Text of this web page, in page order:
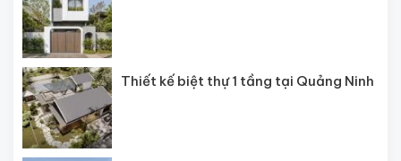
Thiết kế biệt thự 1 tầng tại Quảng Ninh